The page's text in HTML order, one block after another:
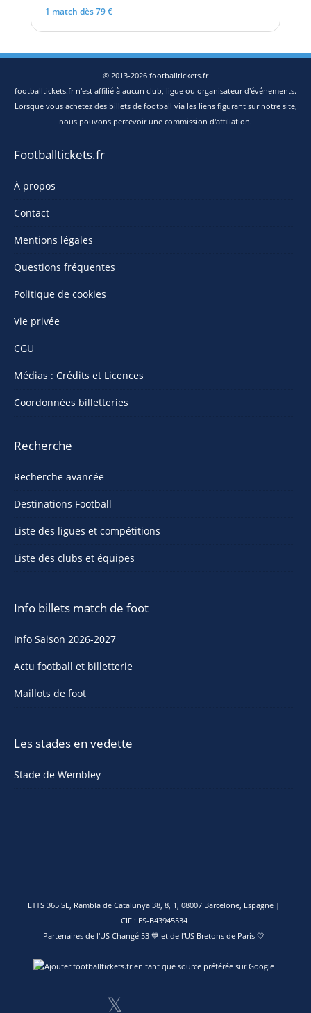
1 match dès 79 €
© 2013-2026 footballtickets.fr
footballtickets.fr n'est affilié à aucun club, ligue ou organisateur d'événements.
Lorsque vous achetez des billets de football via les liens figurant sur notre site,
nous pouvons percevoir une commission d'affiliation.
Footballtickets.fr
À propos
Contact
Mentions légales
Questions fréquentes
Politique de cookies
Vie privée
CGU
Médias : Crédits et Licences
Coordonnées billetteries
Recherche
Recherche avancée
Destinations Football
Liste des ligues et compétitions
Liste des clubs et équipes
Info billets match de foot
Info Saison 2026-2027
Actu football et billetterie
Maillots de foot
Les stades en vedette
Stade de Wembley
ETTS 365 SL, Rambla de Catalunya 38, 8, 1, 08007 Barcelone, Espagne |
CIF : ES-B43945534
Partenaires de l'US Changé 53 💙 et de l'US Bretons de Paris 🤍
𝕏